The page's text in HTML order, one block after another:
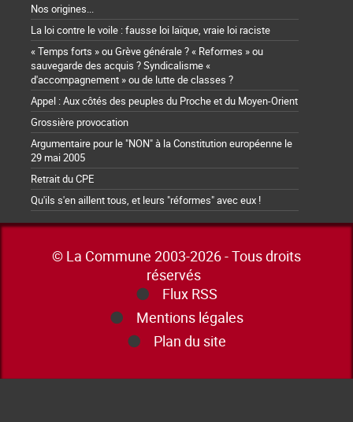
Nos origines...
La loi contre le voile : fausse loi laïque, vraie loi raciste
« Temps forts » ou Grève générale ? « Reformes » ou
sauvegarde des acquis ? Syndicalisme «
d'accompagnement » ou de lutte de classes ?
Appel : Aux côtés des peuples du Proche et du Moyen-Orient
Grossière provocation
Argumentaire pour le "NON" à la Constitution européenne le
29 mai 2005
Retrait du CPE
Qu'ils s'en aillent tous, et leurs "réformes" avec eux !
© La Commune 2003-2026 - Tous droits
réservés
Flux RSS
Mentions légales
Plan du site